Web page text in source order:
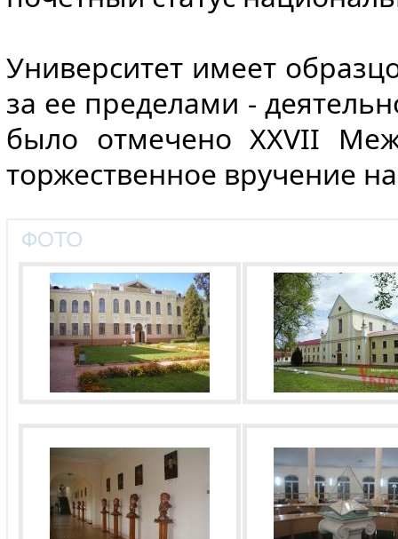
Университет имеет
за ее пределами -
было отмечено ХХVII
торжественное вручение